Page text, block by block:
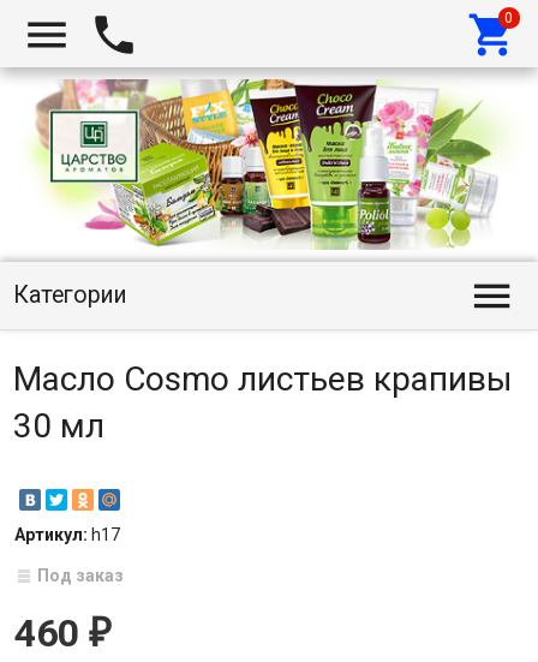
  
Категории 
Масло Cosmo листьев крапивы
30 мл
Артикул: h17
Под заказ
460 ₽